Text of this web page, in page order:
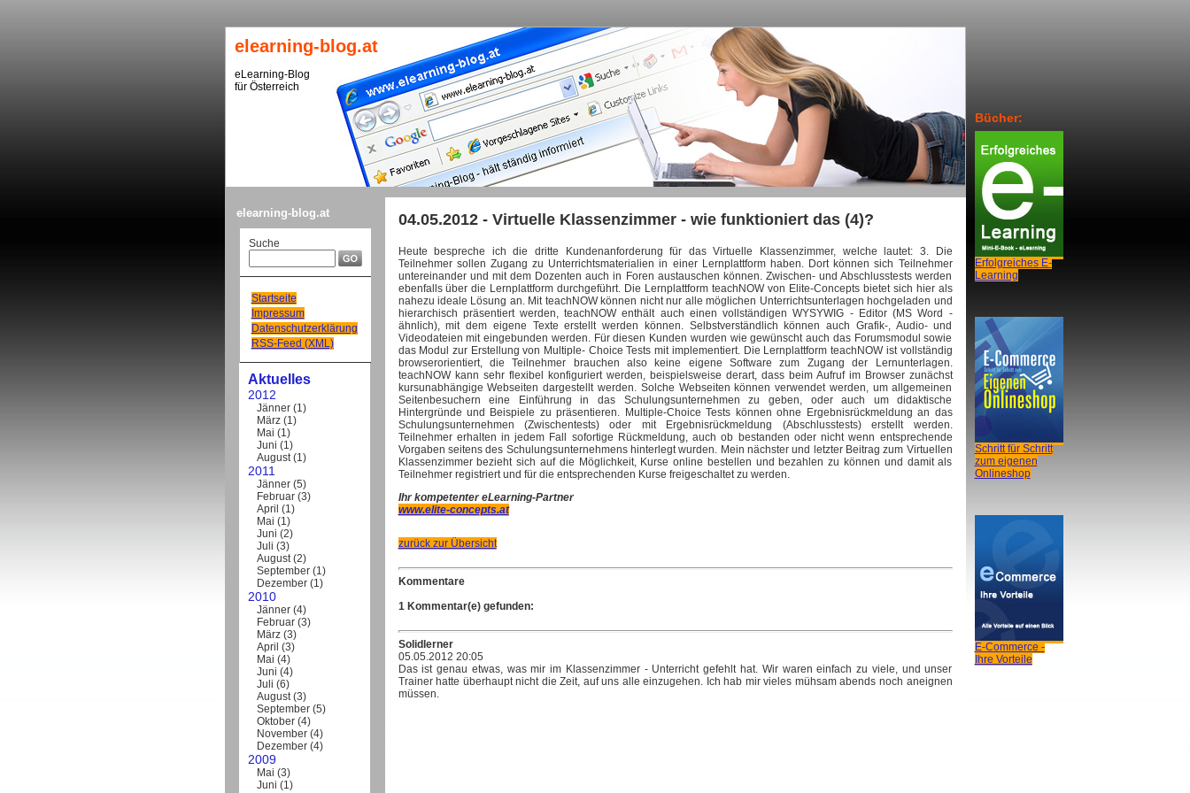
elearning-blog.at
eLearning-Blog
für Österreich
elearning-blog.at
Suche
Startseite
Impressum
Datenschutzerklärung
RSS-Feed (XML)
Aktuelles
2012
Jänner (1)
März (1)
Mai (1)
Juni (1)
August(1)
2011
Jänner (5)
Februar (3)
April (1)
Mai (1)
Juni (2)
Juli (3)
August(2)
September (1)
Dezember (1)
2010
Jänner (4)
Februar (3)
März (3)
April (3)
Mai (4)
Juni (4)
Juli (6)
August(3)
September (5)
Oktober (4)
November (4)
Dezember (4)
2009
Mai (3)
Juni (1)
04.05.2012 - Virtuelle Klassenzimmer - wie funktioniert das (4)?
Heute bespreche ich die dritte Kundenanforderung für das Virtuelle Klassenzimmer, welche lautet: 3. Die
Teilnehmer sollen Zugang zu Unterrichtsmaterialien in einer Lernplattform haben. Dort können sich Teilnehmer
untereinander und mit dem Dozenten auch in Foren austauschen können. Zwischen- und Abschlusstests werden
ebenfalls über die Lernplattform durchgeführt. Die Lernplattform teachNOW von Elite-Concepts bietet sich hier als
nahezu ideale Lösung an. Mit teachNOW können nicht nur alle möglichen Unterrichtsunterlagen hochgeladen und
hierarchisch präsentiert werden, teachNOW enthält auch einen vollständigen WYSYWIG - Editor (MS Word -
ähnlich), mit dem eigene Texte erstellt werden können. Selbstverständlich können auch Grafik-, Audio- und
Videodateien mit eingebunden werden. Für diesen Kunden wurden wie gewünscht auch das Forumsmodul sowie
das Modul zur Erstellung von Multiple- Choice Tests mit implementiert. Die Lernplattform teachNOW ist vollständig
browserorientiert, die Teilnehmer brauchen also keine eigene Software zum Zugang der Lernunterlagen.
teachNOW kann sehr flexibel konfiguriert werden, beispielsweise derart, dass beim Aufruf im Browser zunächst
kursunabhängige Webseiten dargestellt werden. Solche Webseiten können verwendet werden, um allgemeinen
Seitenbesuchern eine Einführung in das Schulungsunternehmen zu geben, oder auch um didaktische
Hintergründe und Beispiele zu präsentieren. Multiple-Choice Tests können ohne Ergebnisrückmeldung an das
Schulungsunternehmen (Zwischentests) oder mit Ergebnisrückmeldung (Abschlusstests) erstellt werden.
Teilnehmer erhalten in jedem Fall sofortige Rückmeldung, auch ob bestanden oder nicht wenn entsprechende
Vorgaben seitens des Schulungsunternehmens hinterlegt wurden. Mein nächster und letzter Beitrag zum Virtuellen
Klassenzimmer bezieht sich auf die Möglichkeit, Kurse online bestellen und bezahlen zu können und damit als
Teilnehmer registriert und für die entsprechenden Kurse freigeschaltet zu werden.
Ihr kompetenter eLearning-Partner
www.elite-concepts.at
zurück zur Übersicht
Kommentare
1 Kommentar(e) gefunden:
Solidlerner
05.05.2012 20:05
Das ist genau etwas, was mir im Klassenzimmer - Unterricht gefehlt hat. Wir waren einfach zu viele, und unser
Trainer hatte überhaupt nicht die Zeit, auf uns alle einzugehen. Ich hab mir vieles mühsam abends noch aneignen
müssen.
Bücher:
Erfolgreiches E-
Learning
Schritt für Schritt
zum eigenen
Onlineshop
E-Commerce -
Ihre Vorteile